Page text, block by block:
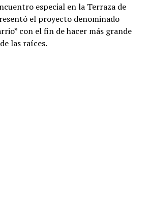
especial en la Terraza de
el proyecto denominado
con el fin de hacer más grande
las raíces.